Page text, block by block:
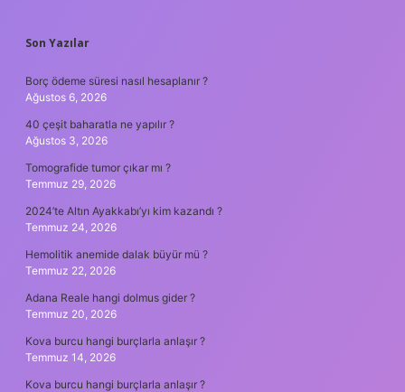
SIDEBAR
Son Yazılar
Borç ödeme süresi nasıl hesaplanır ?
Ağustos 6, 2026
40 çeşit baharatla ne yapılır ?
Ağustos 3, 2026
Tomografide tumor çıkar mı ?
Temmuz 29, 2026
2024’te Altın Ayakkabı’yı kim kazandı ?
Temmuz 24, 2026
Hemolitik anemide dalak büyür mü ?
Temmuz 22, 2026
Adana Reale hangi dolmus gider ?
Temmuz 20, 2026
Kova burcu hangi burçlarla anlaşır ?
Temmuz 14, 2026
Kova burcu hangi burçlarla anlaşır ?